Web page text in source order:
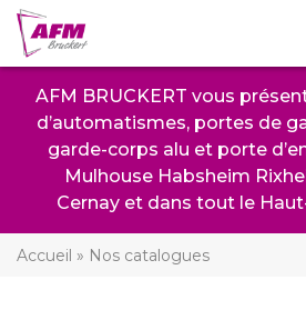
AFM BRUCKERT vous
d’automatismes, portes de
garde-corps alu et porte
Mulhouse Habsheim
Cernay et dans tout le
Accueil » Nos catalogues